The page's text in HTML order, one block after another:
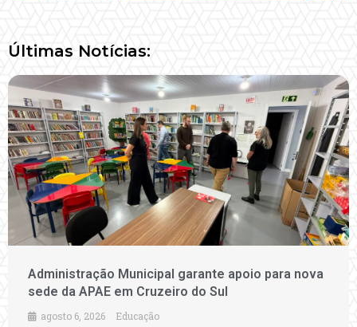
Últimas Notícias:
Administração Municipal garante apoio para nova
sede da APAE em Cruzeiro do Sul
agosto 6, 2026 Educação